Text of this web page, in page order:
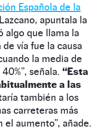
Española de la
apuntala la
algo que llama la
vía fue la causa
la media de
señala. “Esta
a las
también a los
carreteras más
aumento”, añade.